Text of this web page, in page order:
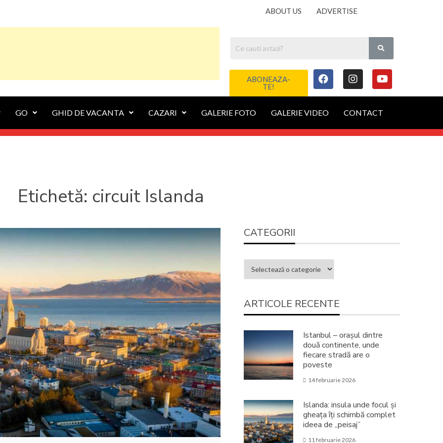
ABOUT US ADVERTISE
ABONEAZA-
TE!
GO GHID DE VACANTA CAZARI GALERIE FOTO GALERIE VIDEO CONTACT
Etichetă: circuit Islanda
CATEGORII
ARTICOLE RECENTE
Istanbul – orașul dintre
două continente, unde
fiecare stradă are o
poveste
14 februarie 2026
Islanda: insula unde focul și
gheața îți schimbă complet
ideea de „peisaj”
11 februarie 2026